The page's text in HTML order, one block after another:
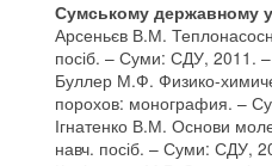
Сумському державному
Арсеньєв В.М.
посіб. – Суми: СДУ, 2011.
Буллер М.Ф. Физико-
порохов: монография. –
Ігнатенко В.М. Основи
навч. посіб. – Суми: СДУ,